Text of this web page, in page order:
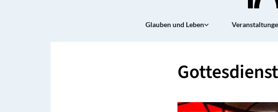
Glauben und Leben
Gottesdienst